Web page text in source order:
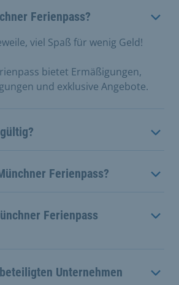
Ferienpass?
viel Spaß für wenig Geld!
bietet Ermäßigungen,
und exklusive Angebote.
Ferienpass?
Ferienpass
Unternehmen